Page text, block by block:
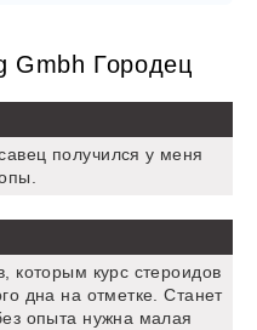
Gmbh Городец
получился у меня
которым курс стероидов
дна на отметке. Станет
опыта нужна малая